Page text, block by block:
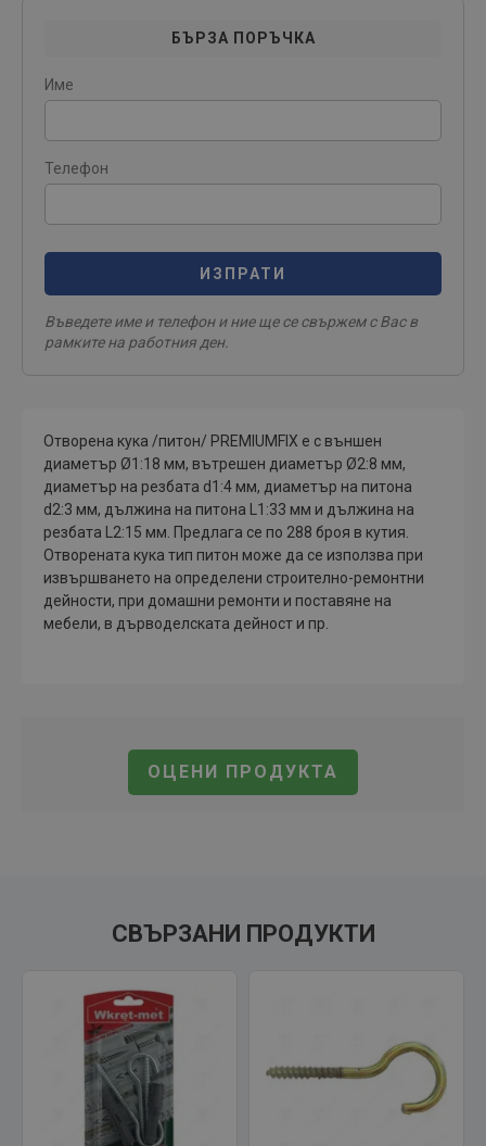
БЪРЗА ПОРЪЧКА
Име
Телефон
ИЗПРАТИ
Въведете име и телефон и ние ще се свържем с Вас в
рамките на работния ден.
ОЦЕНИ ПРОДУКТА
Отворена кука /питон/ PREMIUMFIX е с външен
диаметър Ø1:18 мм, вътрешен диаметър Ø2:8 мм,
диаметър на резбата d1:4 мм, диаметър на питона
d2:3 мм, дължина на питона L1:33 мм и дължина на
резбата L2:15 мм. Предлага се по 288 броя в кутия.
Отворената кука тип питон може да се използва при
извършването на определени строително-ремонтни
дейности, при домашни ремонти и поставяне на
мебели, в дърводелската дейност и пр.
СВЪРЗАНИ ПРОДУКТИ